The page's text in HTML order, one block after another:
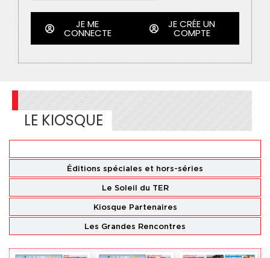
JE ME
CONNECTE
JE CRÉE UN
COMPTE
LE KIOSQUE
Éditions spéciales et hors-séries
Le Soleil du TER
Kiosque Partenaires
Les Grandes Rencontres